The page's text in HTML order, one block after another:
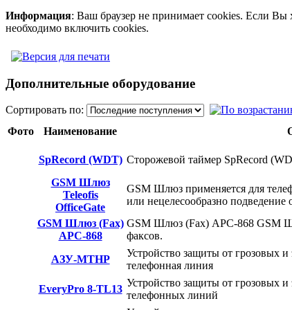
Информация: Ваш браузер не принимает cookies. Если
необходимо включить cookies.
Дополнительные оборудование
Сортировать по:
Фото
Наименование
SpRecord (WDT) Сторожевой таймер SpRecord
GSM Шлюз
Teleofis
OfficeGate
GSM Шлюз применяется для
или нецелесообразно
GSM Шлюз (Fax)
АРС-868
GSM Шлюз (Fax) АРС-868 GSM
факсов.
АЗУ-МТНР
Устройство защиты от грозовых и
телефонная линия
EveryPro 8-TL13
Устройство защиты от грозовых и
телефонных линий